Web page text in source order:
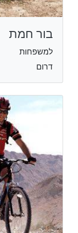
בור חמת
למשפחות
דרום